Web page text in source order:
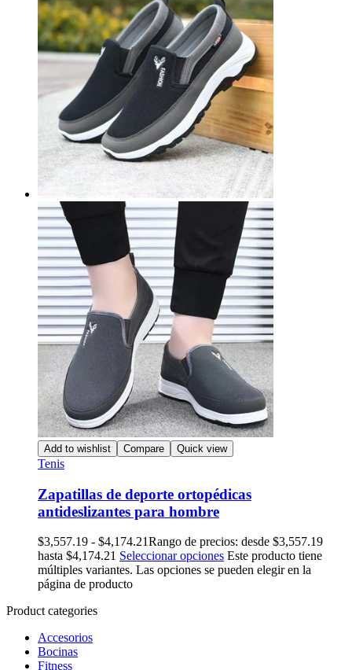
Add to wishlist Compare Quick view
Tenis
Zapatillas de deporte ortopédicas
antideslizantes para hombre
$3,557.19 - $4,174.21Rango de precios: desde $3,557.19
hasta $4,174.21 Seleccionar opciones Este producto tiene
múltiples variantes. Las opciones se pueden elegir en la
página de producto
Product categories
Accesorios
Bocinas
Fitness